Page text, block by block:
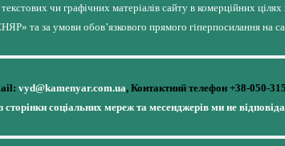
чи графічних матеріалів сайту в комерційних
та за умови обов’язкового прямого гіперпосилання на
vyd@kamenyar.com.ua, Контактний телефон +38-050-
сторінки соціальних мереж та месенджерів ми не